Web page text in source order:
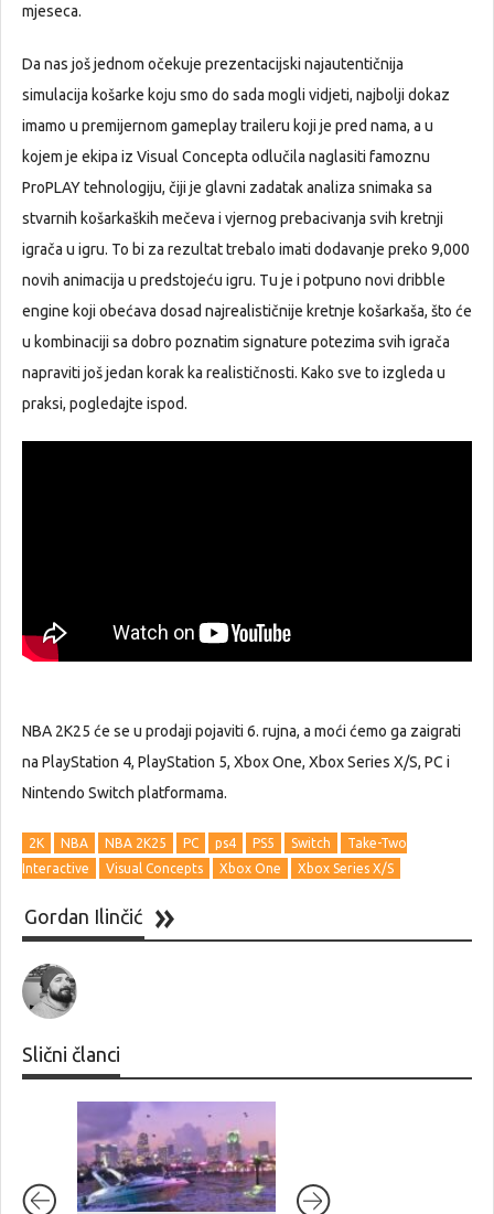
mjeseca.
Da nas još jednom očekuje prezentacijski najautentičnija
simulacija košarke koju smo do sada mogli vidjeti, najbolji dokaz
imamo u premijernom gameplay traileru koji je pred nama, a u
kojem je ekipa iz Visual Concepta odlučila naglasiti famoznu
ProPLAY tehnologiju, čiji je glavni zadatak analiza snimaka sa
stvarnih košarkaških mečeva i vjernog prebacivanja svih kretnji
igrača u igru. To bi za rezultat trebalo imati dodavanje preko 9,000
novih animacija u predstojeću igru. Tu je i potpuno novi dribble
engine koji obećava dosad najrealističnije kretnje košarkaša, što će
u kombinaciji sa dobro poznatim signature potezima svih igrača
napraviti još jedan korak ka realističnosti. Kako sve to izgleda u
praksi, pogledajte ispod.
NBA 2K25 će se u prodaji pojaviti 6. rujna, a moći ćemo ga zaigrati
na PlayStation 4, PlayStation 5, Xbox One, Xbox Series X/S, PC i
Nintendo Switch platformama.
2K NBA NBA 2K25 PC ps4 PS5 Switch
Take-Two
Interactive
Visual Concepts Xbox One Xbox Series X/S
Gordan Ilinčić
Slični članci